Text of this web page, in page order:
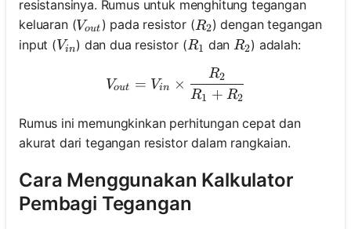
resistansinya. Rumus untuk menghitung tegangan
keluaran (V_{out}
Vout ) pada resistor (R_2
R2) dengan tegangan
input (V_{in}
Vin) dan dua resistor (R_1
R1 dan R_2
R2) adalah:
V_{out} = V_{in} \times
Vout = Vin ×
R1 + R2
R2
Rumus ini memungkinkan perhitungan cepat dan
akurat dari tegangan resistor dalam rangkaian.
Cara Menggunakan Kalkulator
Pembagi Tegangan